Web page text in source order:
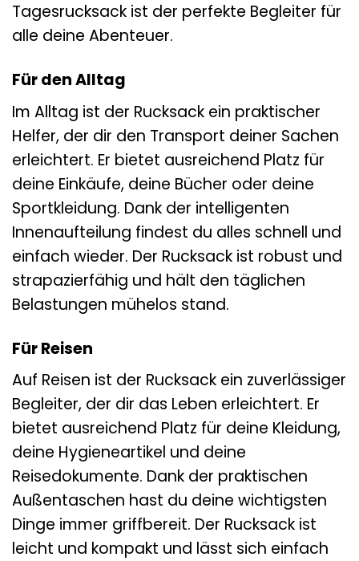
Tagesrucksack ist der perfekte Begleiter für
alle deine Abenteuer.
Für den Alltag
Im Alltag ist der Rucksack ein praktischer
Helfer, der dir den Transport deiner Sachen
erleichtert. Er bietet ausreichend Platz für
deine Einkäufe, deine Bücher oder deine
Sportkleidung. Dank der intelligenten
Innenaufteilung findest du alles schnell und
einfach wieder. Der Rucksack ist robust und
strapazierfähig und hält den täglichen
Belastungen mühelos stand.
Für Reisen
Auf Reisen ist der Rucksack ein zuverlässiger
Begleiter, der dir das Leben erleichtert. Er
bietet ausreichend Platz für deine Kleidung,
deine Hygieneartikel und deine
Reisedokumente. Dank der praktischen
Außentaschen hast du deine wichtigsten
Dinge immer griffbereit. Der Rucksack ist
leicht und kompakt und lässt sich einfach